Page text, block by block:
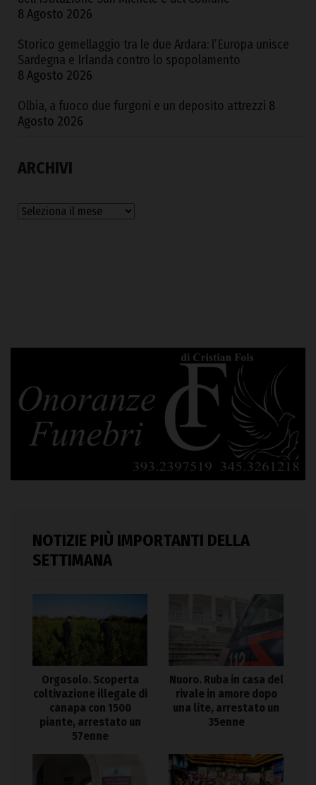
8 Agosto 2026
Storico gemellaggio tra le due Ardara: l’Europa unisce
Sardegna e Irlanda contro lo spopolamento
8 Agosto 2026
Olbia, a fuoco due furgoni e un deposito attrezzi 8
Agosto 2026
ARCHIVI
Archivi
NOTIZIE PIÙ IMPORTANTI DELLA
SETTIMANA
Orgosolo. Scoperta
coltivazione illegale di
canapa con 1500
piante, arrestato un
57enne
Nuoro. Ruba in casa del
rivale in amore dopo
una lite, arrestato un
35enne